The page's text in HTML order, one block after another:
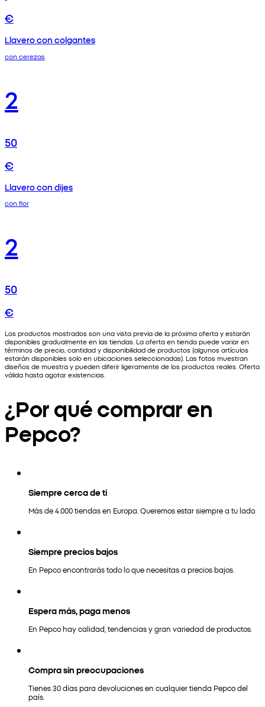
€
Llavero con colgantes
con cerezas
2
50
€
Llavero con dijes
con flor
2
50
€
Los productos mostrados son una vista previa de la próxima oferta y estarán
disponibles gradualmente en las tiendas. La oferta en tienda puede variar en
términos de precio, cantidad y disponibilidad de productos (algunos artículos
estarán disponibles solo en ubicaciones seleccionadas). Las fotos muestran
diseños de muestra y pueden diferir ligeramente de los productos reales. Oferta
válida hasta agotar existencias.
¿Por qué comprar en
Pepco?
Siempre cerca de ti
Más de 4.000 tiendas en Europa. Queremos estar siempre a tu lado.
Siempre precios bajos
En Pepco encontrarás todo lo que necesitas a precios bajos.
Espera más, paga menos
En Pepco hay calidad, tendencias y gran variedad de productos.
Compra sin preocupaciones
Tienes 30 días para devoluciones en cualquier tienda Pepco del
país.